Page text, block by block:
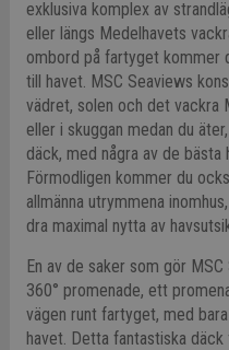
exklusiva komplex av
eller längs Medelhavets
ombord på fartyget kommer
till havet. MSC Seaviews
vädret, solen och det vackra
eller i skuggan medan du
däck, med några av de bästa
Förmodligen kommer du
allmänna utrymmena
dra maximal nytta av
En av de saker som gör
360° promenade, ett
vägen runt fartyget, med
havet. Detta fantastiska